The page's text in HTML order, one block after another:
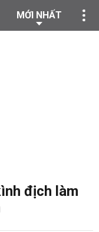
MỚI NHẤT
địch làm